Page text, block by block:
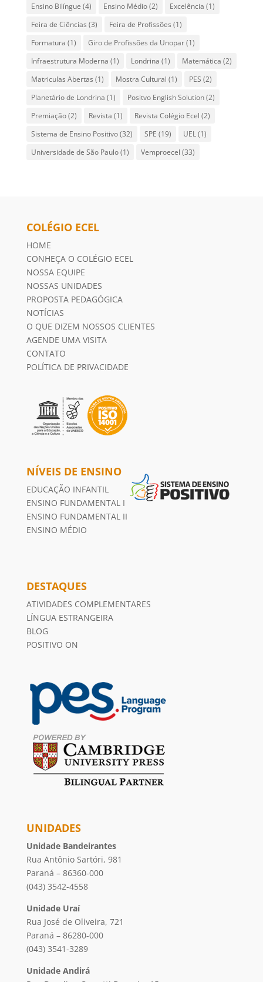
Ensino Bilíngue (4) Ensino Médio(2) Excelência (1)
Feira de Ciências (3) Feira de Profissões (1)
Formatura (1) Giro de Profissões da Unopar(1)
Infraestrutura Moderna (1) Londrina (1) Matemática (2)
Matriculas Abertas (1) Mostra Cultural (1) PES (2)
Planetário de Londrina (1) Positvo English Solution(2)
Premiação(2) Revista (1) Revista Colégio Ecel (2)
Sistema de Ensino Positivo(32) SPE (19) UEL(1)
Universidade de São Paulo(1) Vemproecel (33)
COLÉGIO ECEL
HOME
CONHEÇA O COLÉGIO ECEL
NOSSA EQUIPE
NOSSAS UNIDADES
PROPOSTA PEDAGÓGICA
NOTÍCIAS
O QUE DIZEM NOSSOS CLIENTES
AGENDE UMA VISITA
CONTATO
POLÍTICA DE PRIVACIDADE
NÍVEIS DE ENSINO
EDUCAÇÃO INFANTIL
ENSINO FUNDAMENTAL I
ENSINO FUNDAMENTAL II
ENSINO MÉDIO
DESTAQUES
ATIVIDADES COMPLEMENTARES
LÍNGUA ESTRANGEIRA
BLOG
POSITIVO ON
UNIDADES
Unidade Bandeirantes
Rua Antônio Sartóri, 981
Paraná – 86360-000
(043) 3542-4558
Unidade Uraí
Rua José de Oliveira, 721
Paraná – 86280-000
(043) 3541-3289
Unidade Andirá